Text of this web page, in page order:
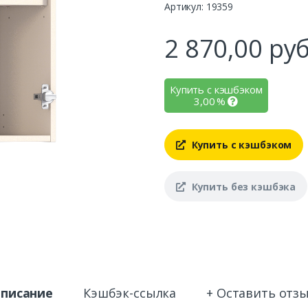
Артикул: 19359
2 870,00
Купить с кэшбэком
3,00%
Купить с кэшбэком
Купить без кэшбэка
Кэшбэк-ссылка + Оставить